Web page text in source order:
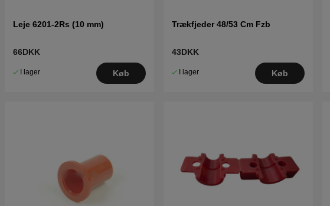
Leje 6201-2Rs (10 mm)
66DKK
I lager Køb
Trækfjeder 48/53 Cm Fzb
43DKK
I lager Køb